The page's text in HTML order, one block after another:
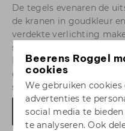
Beerens Roggel
cookies
We gebruiken
advertenties te
social media te
te analyseren. Ook
De tegels evenaren de
de kranen in goudkleur
verdekte verlichting
stijlvol. Natuurlijk is ook
Het badkamermeubel
opbergladen en de
schuifwand.
Vraag meer